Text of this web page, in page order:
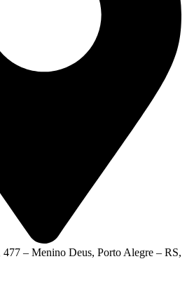
– Menino Deus, Porto Alegre – RS,